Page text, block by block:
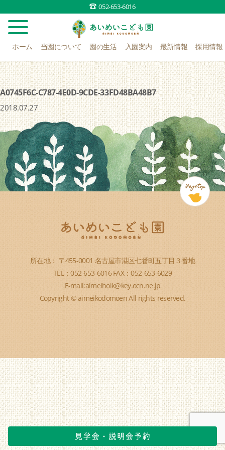
052-653-6016
ホーム 当園について 園の生活 入園案内 最新情報 採用情報
A0745F6C-C787-4E0D-9CDE-33FD48BA48B7
2018.07.27
所在地： 〒455-0001 名古屋市港区七番町五丁目３番地
TEL：052-653-6016 FAX：052-653-6029
E-mail:aimeihoik@key.ocn.ne.jp
Copyright © aimeikodomoen All rights reserved.